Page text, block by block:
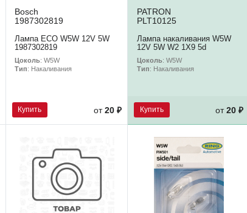
Bosch
1987302819
Лампа ECO W5W 12V 5W
1987302819
Цоколь: W5W
Тип: Накаливания
Купить от 20 ₽
PATRON
PLT10125
Лампа накаливания W5W
12V 5W W2 1X9 5d
Цоколь: W5W
Тип: Накаливания
Купить от20 ₽